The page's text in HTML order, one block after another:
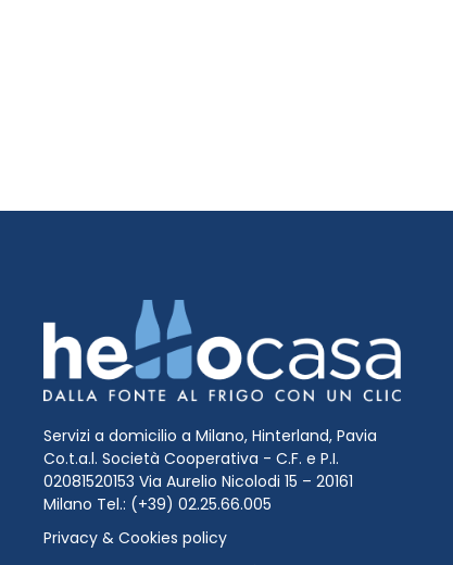
Servizi a domicilio a Milano, Hinterland, Pavia
Co.t.a.l. Società Cooperativa - C.F. e P.I.
02081520153 Via Aurelio Nicolodi 15 – 20161
Milano Tel.: (+39) 02.25.66.005
Privacy & Cookies policy